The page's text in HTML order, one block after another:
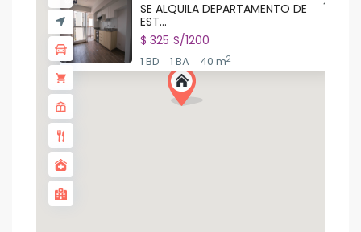
SE ALQUILA DEPARTAMENTO DE
EST...
$ 325 S/1200
1 BD 1 BA 40 m2